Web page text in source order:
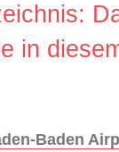
in
Baden